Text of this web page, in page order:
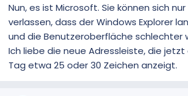
Nun, es ist Microsoft. Sie können sich
verlassen, dass der Windows Explorer
und die Benutzeroberfläche schlechter
Ich liebe die neue Adressleiste, die
Tag etwa 25 oder 30 Zeichen anzeigt.